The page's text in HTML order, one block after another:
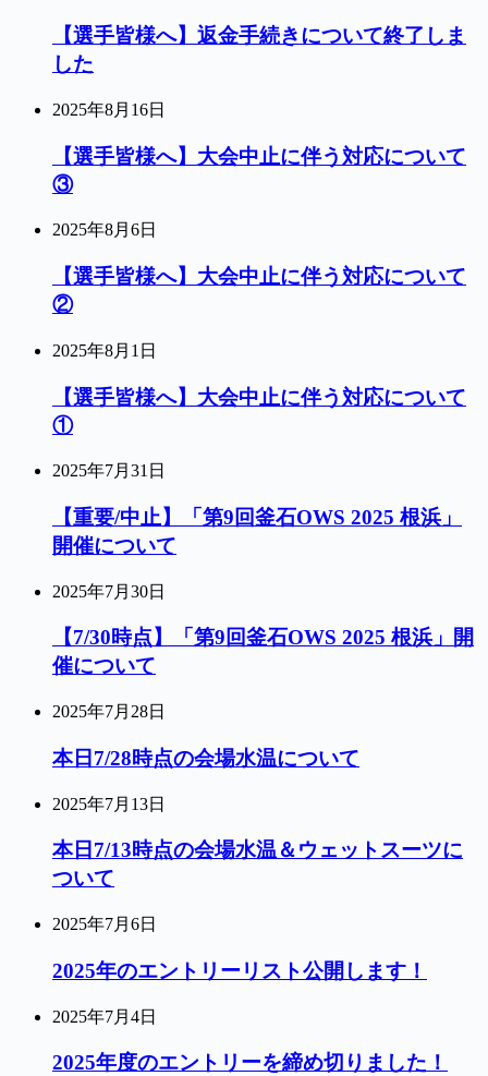
【選手皆様へ】返金手続きについて終了しま
した
2025年8月16日
【選手皆様へ】大会中止に伴う対応について
③
2025年8月6日
【選手皆様へ】大会中止に伴う対応について
②
2025年8月1日
【選手皆様へ】大会中止に伴う対応について
①
2025年7月31日
【重要/中止】「第9回釜石OWS 2025 根浜」
開催について
2025年7月30日
【7/30時点】「第9回釜石OWS 2025 根浜」開
催について
2025年7月28日
本日7/28時点の会場水温について
2025年7月13日
本日7/13時点の会場水温＆ウェットスーツに
ついて
2025年7月6日
2025年のエントリーリスト公開します！
2025年7月4日
2025年度のエントリーを締め切りました！